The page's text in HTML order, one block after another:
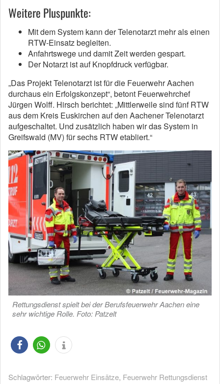
Weitere Pluspunkte:
Mit dem System kann der Telenotarzt mehr als einen
RTW-Einsatz begleiten.
Anfahrtswege und damit Zeit werden gespart.
Der Notarzt ist auf Knopfdruck verfügbar.
„Das Projekt Telenotarzt ist für die Feuerwehr Aachen
durchaus ein Erfolgskonzept“, betont Feuerwehrchef
Jürgen Wolff. Hirsch berichtet: „Mittlerweile sind fünf RTW
aus dem Kreis Euskirchen auf den Aachener Telenotarzt
aufgeschaltet. Und zusätzlich haben wir das System in
Greifswald (MV) für sechs RTW etabliert.“
Rettungsdienst spielt bei der Berufsfeuerwehr Aachen eine
sehr wichtige Rolle. Foto: Patzelt
Schlagwörter: Feuerwehr Einsätze, Feuerwehr Rettungsdienst